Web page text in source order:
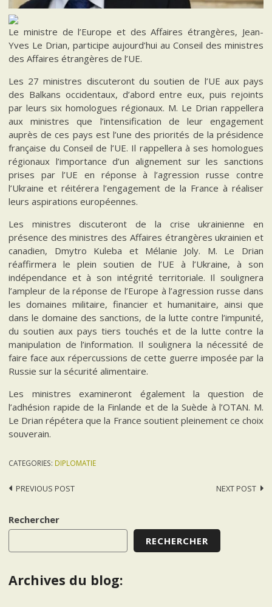
Le ministre de l’Europe et des Affaires étrangères, Jean-
Yves Le Drian, participe aujourd’hui au Conseil des ministres
des Affaires étrangères de l’UE.
Les 27 ministres discuteront du soutien de l’UE aux pays
des Balkans occidentaux, d’abord entre eux, puis rejoints
par leurs six homologues régionaux. M. Le Drian rappellera
aux ministres que l’intensification de leur engagement
auprès de ces pays est l’une des priorités de la présidence
française du Conseil de l’UE. Il rappellera à ses homologues
régionaux l’importance d’un alignement sur les sanctions
prises par l’UE en réponse à l’agression russe contre
l’Ukraine et réitérera l’engagement de la France à réaliser
leurs aspirations européennes.
Les ministres discuteront de la crise ukrainienne en
présence des ministres des Affaires étrangères ukrainien et
canadien, Dmytro Kuleba et Mélanie Joly. M. Le Drian
réaffirmera le plein soutien de l’UE à l’Ukraine, à son
indépendance et à son intégrité territoriale. Il soulignera
l’ampleur de la réponse de l’Europe à l’agression russe dans
les domaines militaire, financier et humanitaire, ainsi que
dans le domaine des sanctions, de la lutte contre l’impunité,
du soutien aux pays tiers touchés et de la lutte contre la
manipulation de l’information. Il soulignera la nécessité de
faire face aux répercussions de cette guerre imposée par la
Russie sur la sécurité alimentaire.
Les ministres examineront également la question de
l’adhésion rapide de la Finlande et de la Suède à l’OTAN. M.
Le Drian répétera que la France soutient pleinement ce choix
souverain.
CATEGORIES: DIPLOMATIE
Post
PREVIOUS POST NEXT POST
Rechercher
RECHERCHER
Archives du blog: